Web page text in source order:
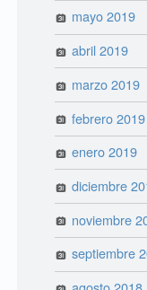
mayo 2019
abril 2019
marzo 2019
febrero 2019
enero 2019
diciembre
noviembre
septiembre